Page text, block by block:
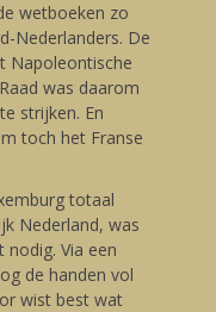
wetboeken zo
Nederlanders. De
Napoleontische
was daarom
strijken. En
toch het Franse
totaal
Nederland, was
nodig. Via een
de handen vol
wist best wat